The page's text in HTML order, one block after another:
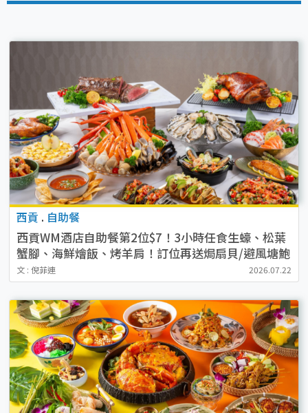
西貢 . 自助餐
西貢WM酒店自助餐第2位$7！3小時任食生蠔、松葉
蟹腳、海鮮燴飯、烤羊肩！訂位再送焗扇貝/避風塘鮑
魚
文 : 倪菲連 2026.07.22